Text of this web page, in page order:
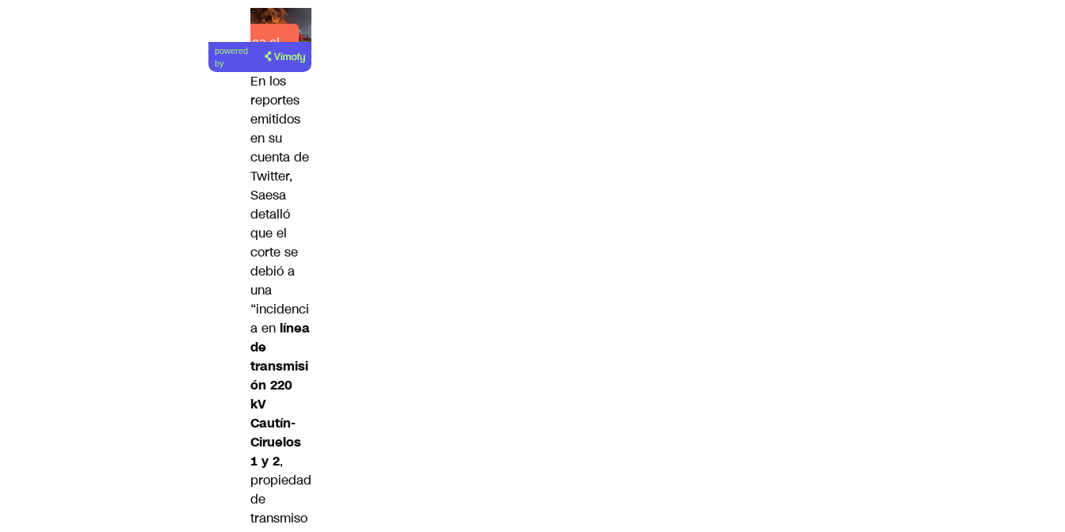
Lea el
artículo
powered
by
En los
reportes
emitidos
en su
cuenta de
Twitter,
Saesa
detalló
que el
corte se
debió a
una
“incidenci
a en línea
de
transmisi
ón 220
kV
Cautín-
Ciruelos
1 y 2,
propiedad
de
transmiso